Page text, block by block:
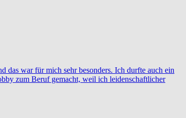
das war für mich sehr besonders. Ich durfte auch ein
zum Beruf gemacht, weil ich leidenschaftlicher